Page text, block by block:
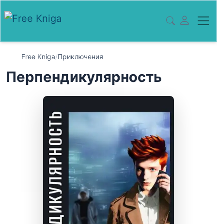
Free Kniga/Приключения
Перпендикулярность